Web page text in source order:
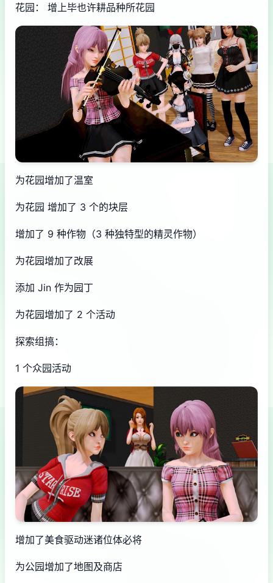
花园： 增上毕也许耕品种所花园
为花园增加了温室
为花园 增加了 3 个的块层
增加了 9 种作物（3 种独特型的精灵作物）
为花园增加了改展
添加 Jin 作为园丁
为花园增加了 2 个活动
探索组搞：
1 个众园活动
增加了美食驱动迷诸位体必将
为公园增加了地图及商店